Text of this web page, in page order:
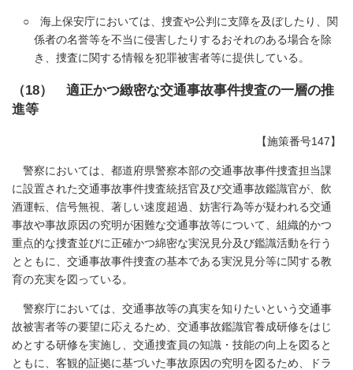
○ 海上保安庁においては、捜査や公判に支障を及ぼしたり、関
係者の名誉等を不当に侵害したりするおそれのある場合を除
き、捜査に関する情報を犯罪被害者等に提供している。
（18） 適正かつ緻密な交通事故事件捜査の一層の推
進等
【施策番号147】
警察においては、都道府県警察本部の交通事故事件捜査担当課
に設置された交通事故事件捜査統括官及び交通事故鑑識官が、飲
酒運転、信号無視、著しい速度超過、妨害行為等が疑われる交通
事故や事故原因の究明が困難な交通事故等について、組織的かつ
重点的な捜査並びに正確かつ綿密な実況見分及び鑑識活動を行う
とともに、交通事故事件捜査の基本である実況見分等に関する教
育の充実を図っている。
警察庁においては、交通事故等の真実を知りたいという交通事
故被害者等の要望に応えるため、交通事故鑑識官養成研修をはじ
めとする研修を実施し、交通捜査員の知識・技能の向上を図ると
ともに、客観的証拠に基づいた事故原因の究明を図るため、ドラ